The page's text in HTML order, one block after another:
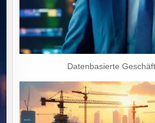
Datenbasierte